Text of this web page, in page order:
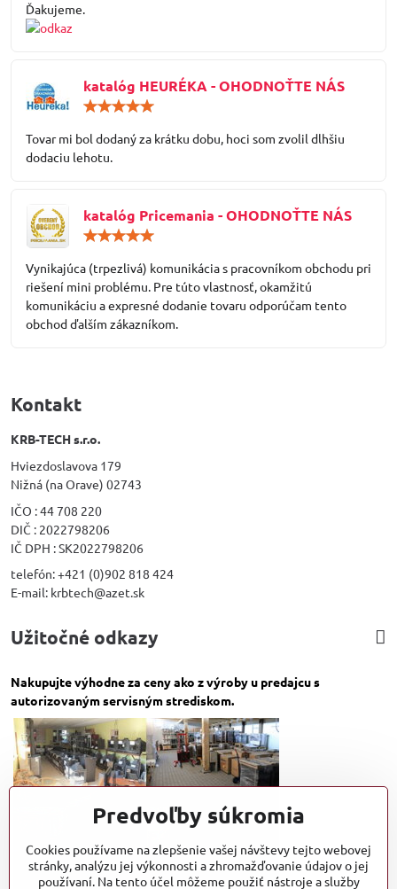
Ďakujeme.
katalóg HEURÉKA - OHODNOŤTE NÁS
5
Tovar mi bol dodaný za krátku dobu, hoci som zvolil dlhšiu
dodaciu lehotu.
katalóg Pricemania - OHODNOŤTE NÁS
5
Vynikajúca (trpezlivá) komunikácia s pracovníkom obchodu pri
riešení mini problému. Pre túto vlastnosť, okamžitú
komunikáciu a expresné dodanie tovaru odporúčam tento
obchod ďalším zákazníkom.
Kontakt
KRB-TECH s.r.o.
Hviezdoslavova 179
Nižná (na Orave) 02743
IČO : 44 708 220
DIČ : 2022798206
IČ DPH : SK2022798206
telefón: +421 (0)902 818 424
E-mail: krbtech@azet.sk
Užitočné odkazy
Nakupujte výhodne za ceny ako z výroby u predajcu s
autorizovaným servisným strediskom.
Predvoľby súkromia
Cookies používame na zlepšenie vašej návštevy tejto webovej
stránky, analýzu jej výkonnosti a zhromažďovanie údajov o jej
používaní. Na tento účel môžeme použiť nástroje a služby